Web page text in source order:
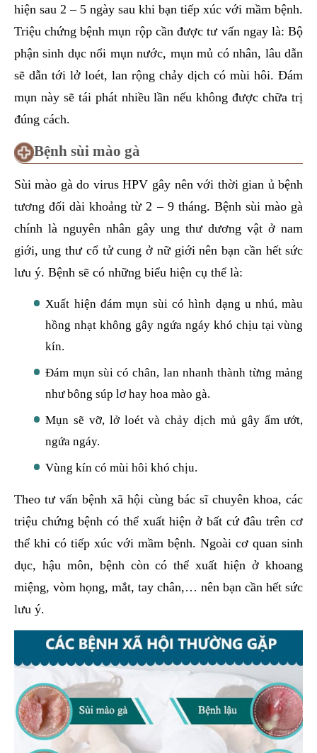
hiện sau 2 – 5 ngày sau khi bạn tiếp xúc với mầm bệnh.
Triệu chứng bệnh mụn rộp cần được tư vấn ngay là: Bộ
phận sinh dục nổi mụn nước, mụn mủ có nhân, lâu dẫn
sẽ dẫn tới lở loét, lan rộng chảy dịch có mùi hôi. Đám
mụn này sẽ tái phát nhiều lần nếu không được chữa trị
đúng cách.
Bệnh sùi mào gà
Sùi mào gà do virus HPV gây nên với thời gian ủ bệnh
tương đối dài khoảng từ 2 – 9 tháng. Bệnh sùi mào gà
chính là nguyên nhân gây ung thư dương vật ở nam
giới, ung thư cổ tử cung ở nữ giới nên bạn cần hết sức
lưu ý. Bệnh sẽ có những biểu hiện cụ thể là:
Xuất hiện đám mụn sùi có hình dạng u nhú, màu
hồng nhạt không gây ngứa ngáy khó chịu tại vùng
kín.
Đám mụn sùi có chân, lan nhanh thành từng mảng
như bông súp lơ hay hoa mào gà.
Mụn sẽ vỡ, lở loét và chảy dịch mủ gây ẩm ướt,
ngứa ngáy.
Vùng kín có mùi hôi khó chịu.
Theo tư vấn bệnh xã hội cùng bác sĩ chuyên khoa, các
triệu chứng bệnh có thể xuất hiện ở bất cứ đâu trên cơ
thể khi có tiếp xúc với mầm bệnh. Ngoài cơ quan sinh
dục, hậu môn, bệnh còn có thể xuất hiện ở khoang
miệng, vòm họng, mắt, tay chân,… nên bạn cần hết sức
lưu ý.